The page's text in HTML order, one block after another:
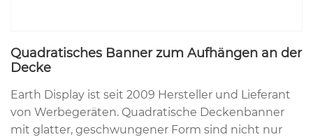
Quadratisches Banner zum Aufhängen an der
Decke
Earth Display ist seit 2009 Hersteller und Lieferant
von Werbegeräten. Quadratische Deckenbanner
mit glatter, geschwungener Form sind nicht nur